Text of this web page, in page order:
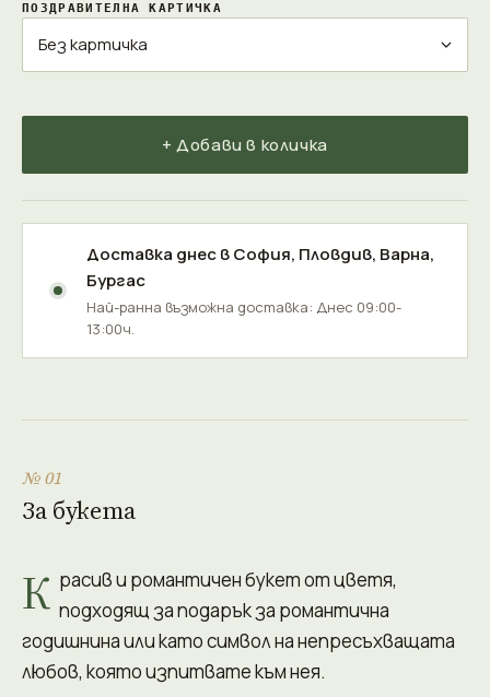
ПОЗДРАВИТЕЛНА КАРТИЧКА
+ Добави в количка
Доставка днес вСофия, Пловдив, Варна,
Бургас
Най-ранна възможна доставка: Днес 09:00-
13:00ч.
№ 01
За букета
К расив и романтичен букет от цветя,
подходящ за подарък за романтична
годишнина или като символ на непресъхващата
любов, която изпитвате към нея.